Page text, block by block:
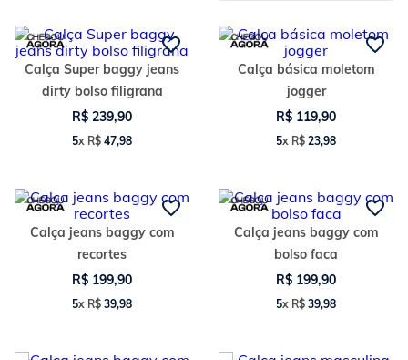
Calça Super baggy jeans
dirty bolso filigrana
R$ 239,90
5x R$ 47,98
Calça básica moletom
jogger
R$ 119,90
5x R$ 23,98
Calça jeans baggy com
recortes
R$ 199,90
5x R$ 39,98
Calça jeans baggy com
bolso faca
R$ 199,90
5x R$ 39,98